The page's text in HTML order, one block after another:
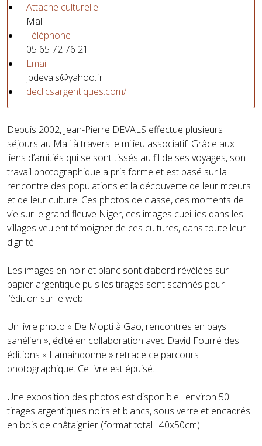
Attache culturelle
Mali
Téléphone
05 65 72 76 21
Email
jpdevals@yahoo.fr
declicsargentiques.com/
Depuis 2002, Jean-Pierre DEVALS effectue plusieurs
séjours au Mali à travers le milieu associatif. Grâce aux
liens d’amitiés qui se sont tissés au fil de ses voyages, son
travail photographique a pris forme et est basé sur la
rencontre des populations et la découverte de leur mœurs
et de leur culture. Ces photos de classe, ces moments de
vie sur le grand fleuve Niger, ces images cueillies dans les
villages veulent témoigner de ces cultures, dans toute leur
dignité.
Les images en noir et blanc sont d’abord révélées sur
papier argentique puis les tirages sont scannés pour
l’édition sur le web.
Un livre photo « De Mopti à Gao, rencontres en pays
sahélien », édité en collaboration avec David Fourré des
éditions « Lamaindonne » retrace ce parcours
photographique. Ce livre est épuisé.
Une exposition des photos est disponible : environ 50
tirages argentiques noirs et blancs, sous verre et encadrés
en bois de châtaignier (format total : 40x50cm).
---------------------------